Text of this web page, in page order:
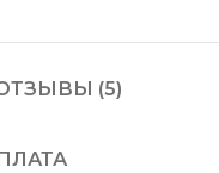
(5)